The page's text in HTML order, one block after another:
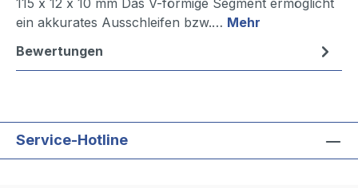
115 x 12 x 10 mm Das V-förmige Segment ermöglicht
ein akkurates Ausschleifen bzw.… Mehr
Bewertungen
Service-Hotline